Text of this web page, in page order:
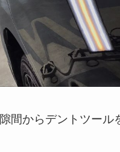
間からデントツール